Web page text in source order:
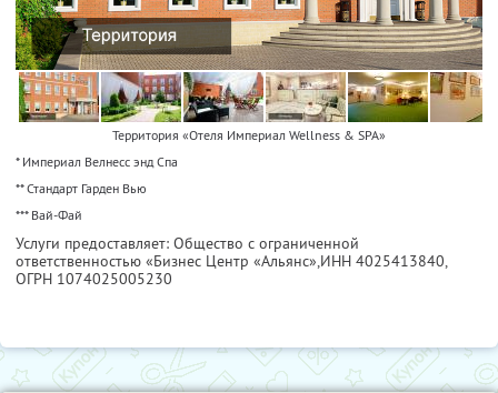
Территория «Отеля Империал Wellness & SPA»
* Империал Велнесс энд Спа
** Стандарт Гарден Вью
*** Вай-Фай
Услуги предоставляет: Общество с ограниченной
ответственностью «Бизнес Центр «Альянс»,ИНН 4025413840,
ОГРН 1074025005230